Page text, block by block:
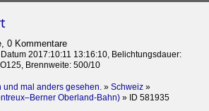
0 Kommentare
, Datum 2017:10:11 13:16:10, Belichtungsdauer:
Brennweite: 500/10
mal anders gesehen. » Schweiz »
Oberland-Bahn) » ID 581935